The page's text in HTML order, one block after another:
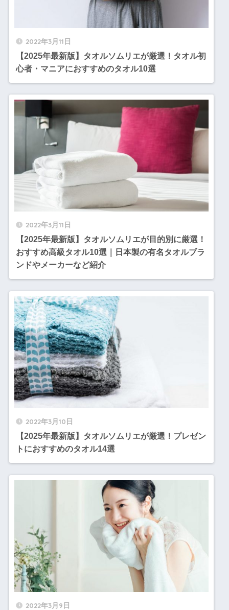
2022年3月11日
【2025年最新版】タオルソムリエが厳選！タオル初
心者・マニアにおすすめのタオル10選
2022年3月11日
【2025年最新版】タオルソムリエが目的別に厳選！
おすすめ高級タオル10選｜日本製の有名タオルブラ
ンドやメーカーなど紹介
2022年3月10日
【2025年最新版】タオルソムリエが厳選！プレゼン
トにおすすめのタオル14選
2022年3月9日